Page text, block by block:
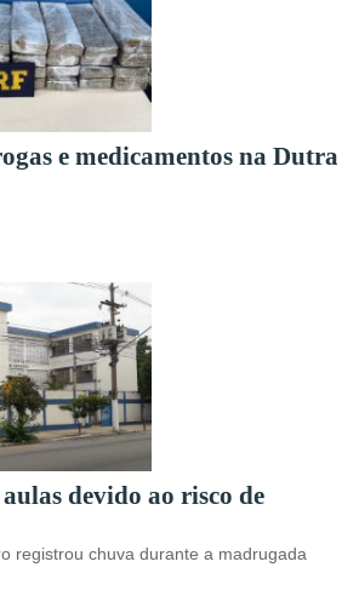
e medicamentos na Dutra
devido ao risco de
registrou chuva durante a madrugada